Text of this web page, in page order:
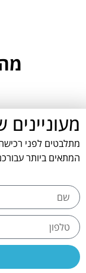
מתלבטים לפני
המתאים ביותר